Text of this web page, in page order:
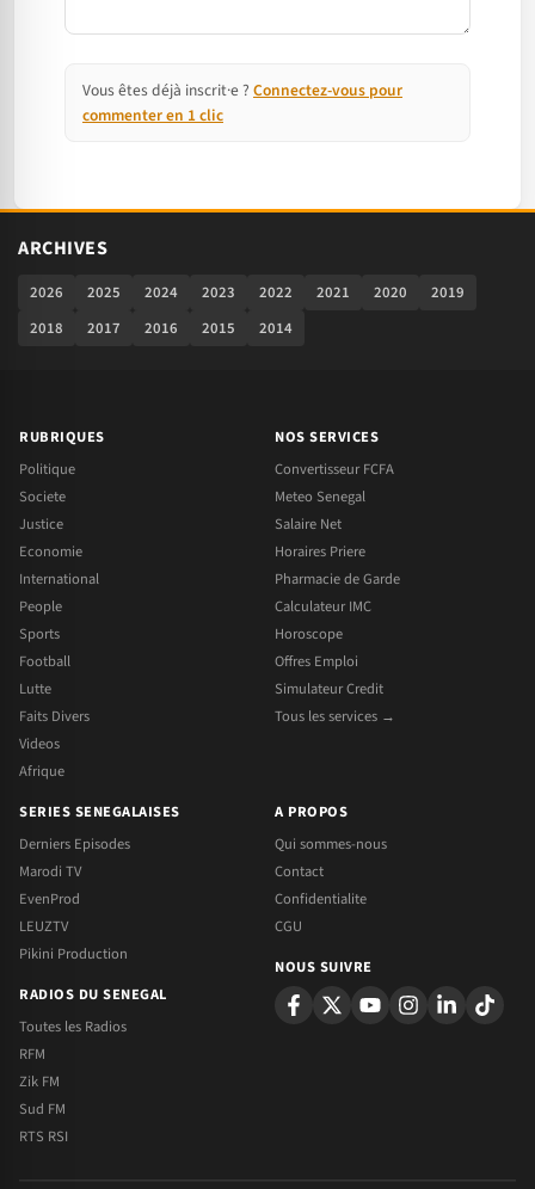
Vous êtes déjà inscrit·e ? Connectez-vous pour
commenter en 1 clic
ARCHIVES
2026 2025 2024 2023 2022 2021 2020
2019
2018
2017 2016 2015 2014
RUBRIQUES
Politique
Societe
Justice
Economie
International
People
Sports
Football
Lutte
Faits Divers
Videos
Afrique
NOS SERVICES
Convertisseur FCFA
Meteo Senegal
Salaire Net
Horaires Priere
Pharmacie de Garde
Calculateur IMC
Horoscope
Offres Emploi
Simulateur Credit
Tous les services →
SERIES SENEGALAISES
Derniers Episodes
Marodi TV
EvenProd
LEUZTV
Pikini Production
RADIOS DU SENEGAL
Toutes les Radios
RFM
Zik FM
Sud FM
RTS RSI
A PROPOS
Qui sommes-nous
Contact
Confidentialite
CGU
NOUS SUIVRE